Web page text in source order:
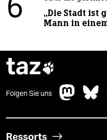
6
„Die Stadt ist
Mann in
taz
Folgen Sie uns
Ressorts